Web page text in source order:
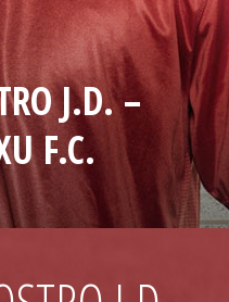
J.D. –
F.C.